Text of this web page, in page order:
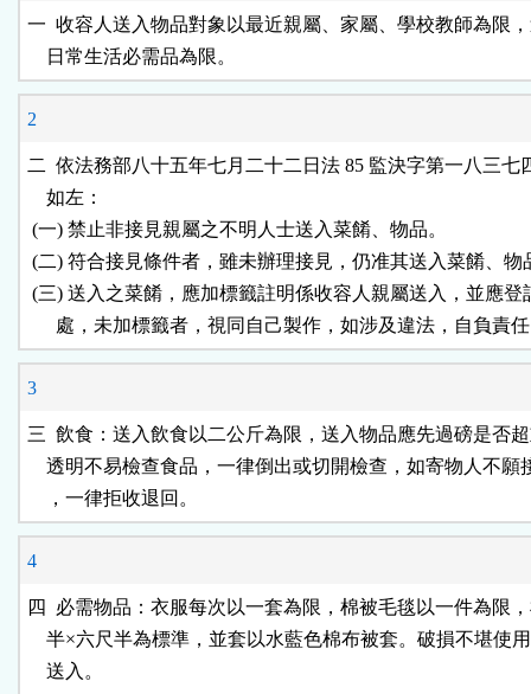
按
鈕
一  收容人送入物品對象以最近親屬、家屬、學校教師為限
2
二  依法務部八十五年七月二十二日法 85 監決字第一八三七
    如左：
(一) 禁止非接見親屬之不明人士送入菜餚、物品。
(二) 符合接見條件者，雖未辦理接見，仍准其送入菜餚、物
(三) 送入之菜餚，應加標籤註明係收容人親屬送入，並應登
3
三  飲食：送入飲食以二公斤為限，送入物品應先過磅是否
透明不易檢查食品，一律倒出或切開檢查，如寄物人不願
4
四  必需物品：衣服每次以一套為限，棉被毛毯以一件為限
半×六尺半為標準，並套以水藍色棉布被套。破損不堪使